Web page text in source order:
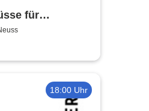
für
- Das Musical
18:00 Uhr